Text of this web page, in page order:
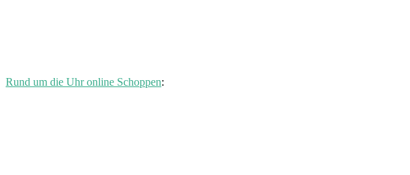
Rund um die Uhr online Schoppen: